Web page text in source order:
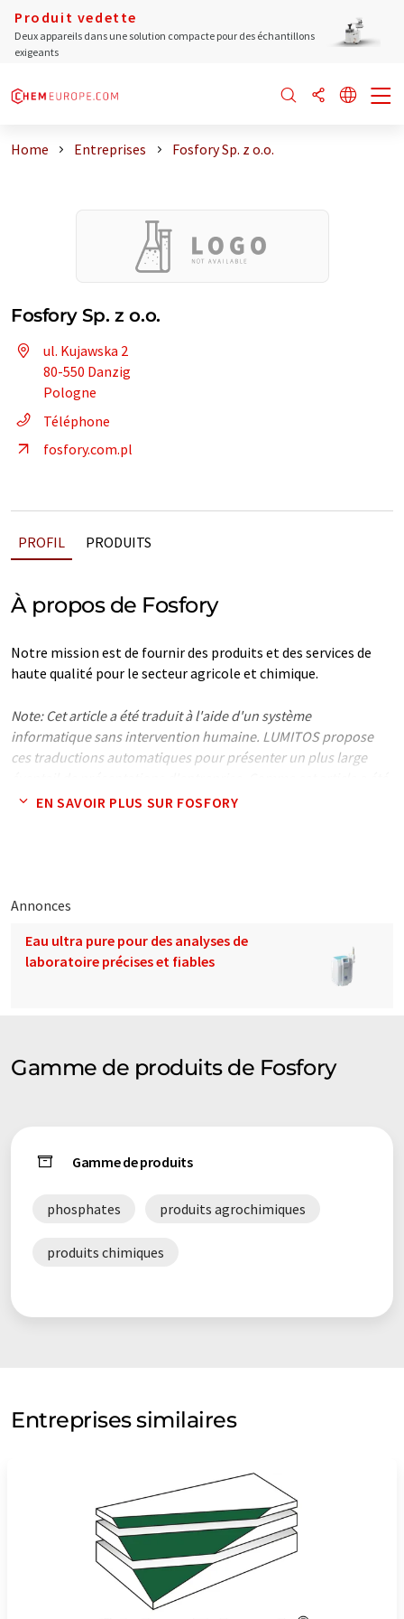
Produit vedette
Deux appareils dans une solution compacte pour des échantillons
exigeants
Home Entreprises Fosfory Sp. z o.o.
Fosfory Sp. z o.o.
ul. Kujawska 2
80-550 Danzig
Pologne
Téléphone
fosfory.com.pl
PROFIL PRODUITS
À propos de Fosfory
Notre mission est de fournir des produits et des services de
haute qualité pour le secteur agricole et chimique.
Note: Cet article a été traduit à l'aide d'un système
informatique sans intervention humaine. LUMITOS propose
ces traductions automatiques pour présenter un plus large
traduit avec traduction automatique, il est possible qu'il
EN SAVOIR PLUS SUR FOSFORY
Annonces
Eau ultra pure pour des analyses de
laboratoire précises et fiables
Gamme de produits de Fosfory
Gamme de produits
phosphates produits agrochimiques
produits chimiques
Entreprises similaires